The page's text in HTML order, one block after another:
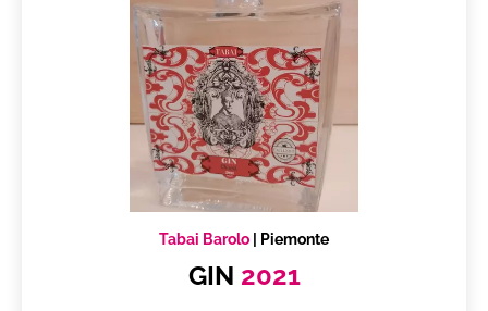
Tabai Barolo Piemonte
GIN 2021